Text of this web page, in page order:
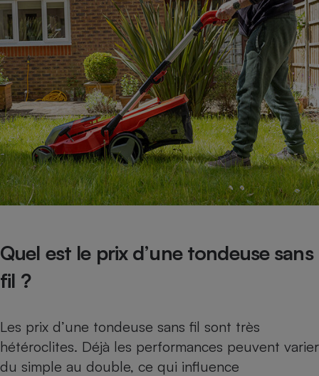
Quel est le prix d’une tondeuse sans
fil ?
Les prix d’une tondeuse sans fil sont très
hétéroclites. Déjà les performances peuvent varier
du simple au double, ce qui influence